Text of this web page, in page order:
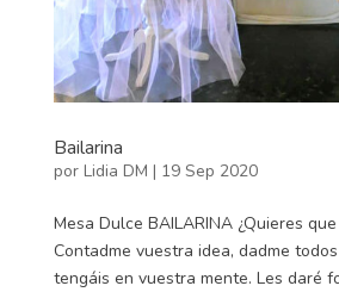
Bailarina
por Lidia DM | 19 Sep 2020
Mesa Dulce BAILARINA ¿Quieres
Contadme vuestra idea, dadme
tengáis en vuestra mente. Les daré